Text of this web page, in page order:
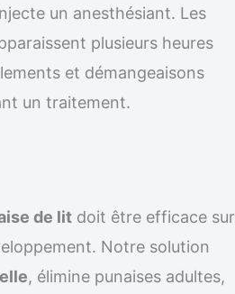
un anesthésiant. Les
plusieurs heures
et démangeaisons
un traitement.
de lit doit être efficace sur
Notre solution
, élimine punaises adultes,